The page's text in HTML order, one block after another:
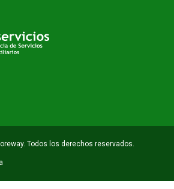
Todos los derechos reservados.